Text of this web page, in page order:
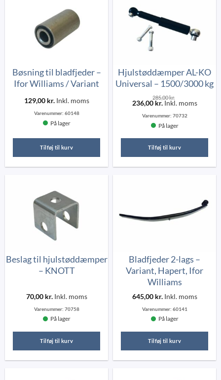
Bøsning til bladfjeder –
Ifor Williams / Variant
129,00 kr.Inkl. moms
Varenummer: 60148
På lager
Tilføj til kurv
Hjulstøddæmper AL-KO
Universal – 1500/3000 kg
285,00kr.
236,00 kr.Inkl. moms
Varenummer: 70732
På lager
Tilføj til kurv
Beslag til hjulstøddæmper
– KNOTT
70,00 kr.Inkl. moms
Varenummer: 70758
På lager
Tilføj til kurv
Bladfjeder 2-lags –
Variant, Hapert, Ifor
Williams
645,00 kr.Inkl. moms
Varenummer: 60141
På lager
Tilføj til kurv